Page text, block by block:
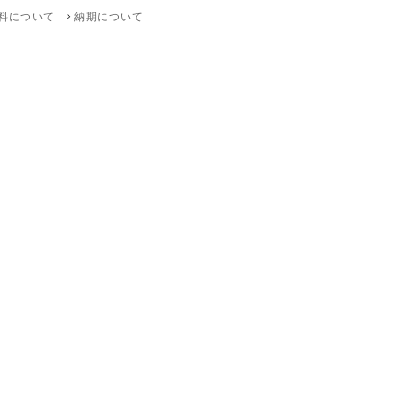
について 納期について